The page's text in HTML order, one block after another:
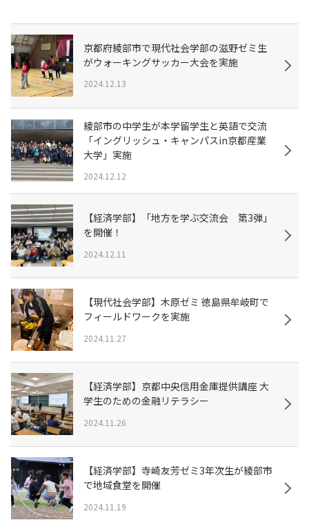
京都府綾部市で現代社会学部の滋野ゼミ生
がウォーキングサッカー大会を実施
2024.12.13
綾部市の中学生が本学留学生と英語で交流
「イングリッシュ・キャンパスin京都産業
大学」実施
2024.12.12
【経済学部】「地方を学ぶ交流会 第3弾」
を開催！
2024.12.11
【現代社会学部】木原ゼミ 徳島県牟岐町で
フィールドワークを実施
2024.11.27
【経済学部】京都中央信用金庫提供講座 大
学生のための金融リテラシー
2024.11.26
【経済学部】寺崎友芳ゼミ3年次生が綾部市
で地域食堂を開催
2024.11.19